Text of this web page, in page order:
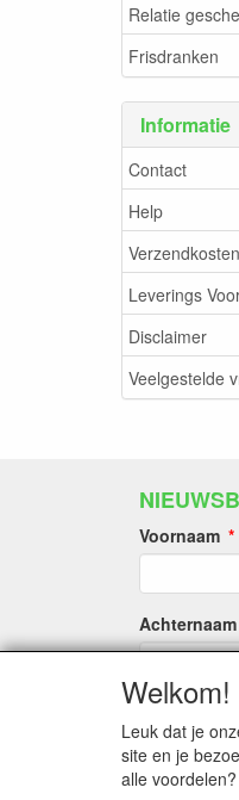
Relatie
Frisdranken
Informatie
Contact
Help
Verzendkosten
Leverings
Disclaimer
Veelgestelde
Voornaam
Achternaam
Leuk dat je
site en je
alle